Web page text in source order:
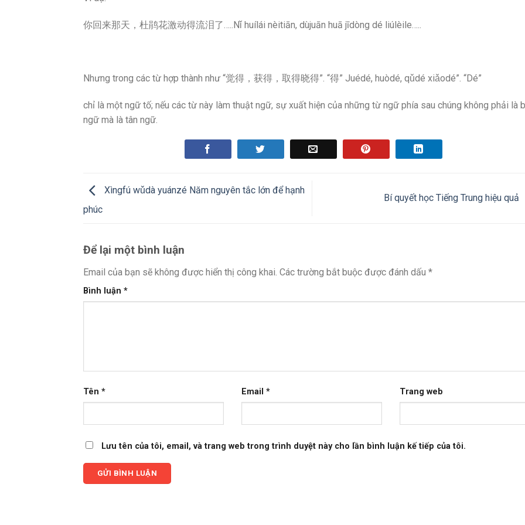
你回来那天，杜鹃花激动得流泪了…..Nǐ huílái nèitiān, dùjuān huā jīdòng dé liúlèile…..
Nhưng trong các từ hợp thành như “觉得，获得，取得晓得”. “得” Juédé, huòdé, qǔdé xiǎodé”. “Dé”
chỉ là một ngữ tố; nếu các từ này làm thuật ngữ, sự xuất hiện của những từ ngữ phía sau chúng không phải là
ngữ mà là tân ngữ.
Xìngfú wǔdà yuánzé Năm nguyên tắc lớn để hạnh
phúc
Bí quyết học Tiếng Trung hiệu quả
Để lại một bình luận
Email của bạn sẽ không được hiển thị công khai. Các trường bắt buộc được đánh dấu *
Bình luận *
Tên * Email * Trang web
Lưu tên của tôi, email, và trang web trong trình duyệt này cho lần bình luận kế tiếp của tôi.